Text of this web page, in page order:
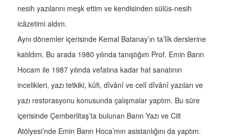
nesih yazılarını meşk ettim ve kendisinden sülüs-nesih
icâzetimi aldım.
Aynı dönemler içerisinde Kemal Batanay’ın ta’lîk derslerine
katıldım. Bu arada 1980 yılında tanıştığım Prof. Emin Barın
Hocam ile 1987 yılında vefatına kadar hat sanatının
incelikleri, yazı tetkiki, kûfi, dîvânî ve celî dîvânî yazıları ve
yazı restorasyonu konusunda çalışmalar yaptım. Bu süre
içerisinde Çemberlitaş’ta bulunan Barın Yazı ve Cilt
Atölyesi’nde Emin Barın Hoca’mın asistanlığını da yaptım.